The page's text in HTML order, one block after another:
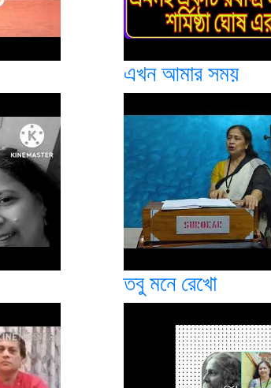
এখন আমার সময়
তবু মনে রেখো